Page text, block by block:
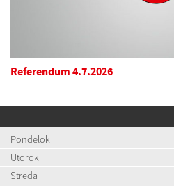
Referendum 4.7.2026
Pondelok
Utorok
Streda